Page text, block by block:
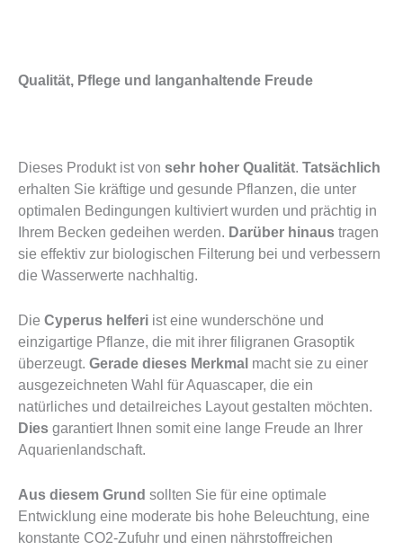
Qualität, Pflege und langanhaltende Freude
Dieses Produkt ist von sehr hoher Qualität. Tatsächlich
erhalten Sie kräftige und gesunde Pflanzen, die unter
optimalen Bedingungen kultiviert wurden und prächtig in
Ihrem Becken gedeihen werden. Darüber hinaus tragen
sie effektiv zur biologischen Filterung bei und verbessern
die Wasserwerte nachhaltig.
Die Cyperus helferi ist eine wunderschöne und
einzigartige Pflanze, die mit ihrer filigranen Grasoptik
überzeugt. Gerade dieses Merkmal macht sie zu einer
ausgezeichneten Wahl für Aquascaper, die ein
natürliches und detailreiches Layout gestalten möchten.
Dies garantiert Ihnen somit eine lange Freude an Ihrer
Aquarienlandschaft.
Aus diesem Grund sollten Sie für eine optimale
Entwicklung eine moderate bis hohe Beleuchtung, eine
konstante CO2-Zufuhr und einen nährstoffreichen